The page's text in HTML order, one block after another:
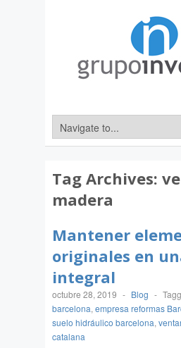
Tag Archives:
madera
Mantener
originales en
integral
octubre 28, 2019 - Blog -
barcelona, empresa reformas
suelo hidráulico barcelona,
catalana